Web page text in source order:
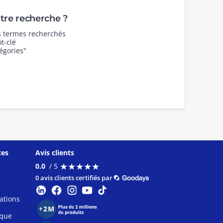
recherche ?
recherchés
clé
Avis clients
0.0 / 5 ★★★★★
★★★★★
0 avis clients certifiés par